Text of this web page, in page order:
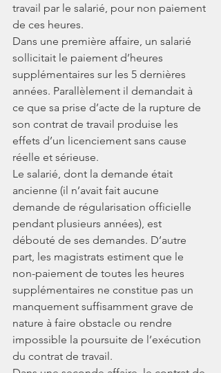
travail par le salarié, pour non paiement
de ces heures.
Dans une première affaire, un salarié
sollicitait le paiement d’heures
supplémentaires sur les 5 dernières
années. Parallèlement il demandait à
ce que sa prise d’acte de la rupture de
son contrat de travail produise les
effets d’un licenciement sans cause
réelle et sérieuse.
Le salarié, dont la demande était
ancienne (il n’avait fait aucune
demande de régularisation officielle
pendant plusieurs années), est
débouté de ses demandes. D’autre
part, les magistrats estiment que le
non-paiement de toutes les heures
supplémentaires ne constitue pas un
manquement suffisamment grave de
nature à faire obstacle ou rendre
impossible la poursuite de l’exécution
du contrat de travail.